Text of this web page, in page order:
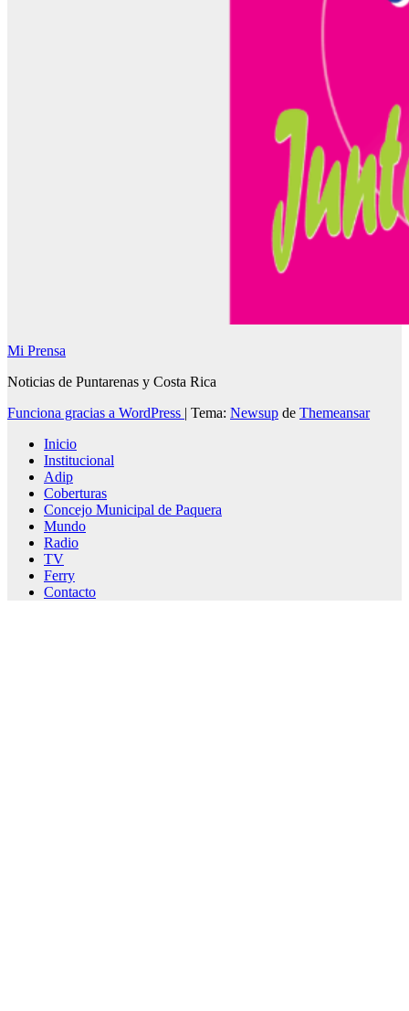
Mi Prensa
Noticias de Puntarenas y Costa Rica
Funciona gracias a WordPress | Tema: Newsup de Themeansar
Inicio
Institucional
Adip
Coberturas
Concejo Municipal de Paquera
Mundo
Radio
TV
Ferry
Contacto